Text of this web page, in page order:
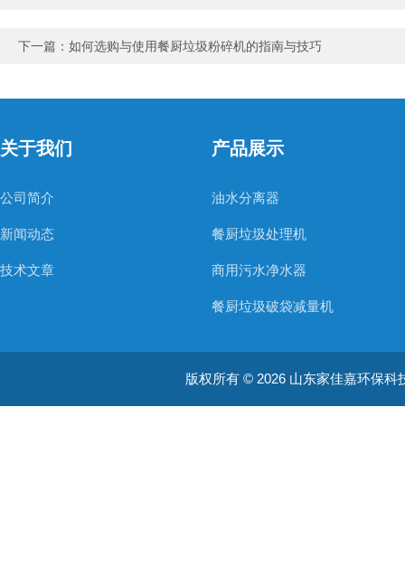
下一篇： 如何选购与使用餐厨垃圾粉碎机的指南与技巧
关于我们
公司简介
新闻动态
技术文章
产品展示
油水分离器
餐厨垃圾处理机
商用污水净水器
餐厨垃圾破袋减量机
餐厨垃圾粉碎机
版权所有 © 2026 山东家佳嘉环保